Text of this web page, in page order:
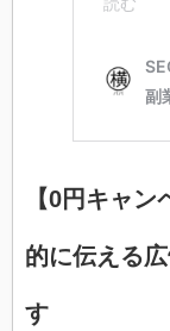
【0円キャ
的に伝える
す